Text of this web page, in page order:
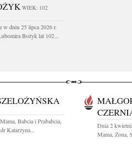
WIEK: 102
w dniu 25 lipca 2026 r.
Bożyk lat 102...
Babcia i Prababcia,
Katarzyna...
Dnia 2
Mama, Żona,